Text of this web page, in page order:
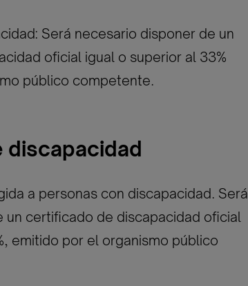
Será necesario disponer de un
oficial igual o superior al 33%
público competente.
discapacidad
a personas con discapacidad. Será
un certificado de discapacidad oficial
emitido por el organismo público